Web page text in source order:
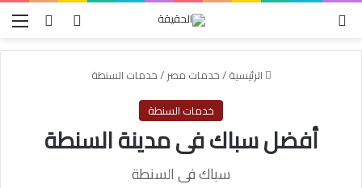
بحث عنتسجيل
الرئيسية/خدمات مصر/خدمات السنطة
خدمات السنطة
أفضل سباك فى مدينة السنطة
سباك فى السنطة